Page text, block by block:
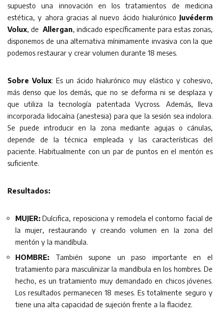
supuesto una innovación en los tratamientos de medicina
estética, y ahora gracias al nuevo ácido hialurónico Juvéderm
Volux, de Allergan, indicado específicamente para estas zonas,
disponemos de una alternativa mínimamente invasiva con la que
podemos restaurar y crear volumen durante 18 meses.
Sobre Volux: Es un ácido hialurónico muy elástico y cohesivo,
más denso que los demás, que no se deforma ni se desplaza y
que utiliza la tecnología patentada Vycross. Además, lleva
incorporada lidocaína (anestesia) para que la sesión sea indolora.
Se puede introducir en la zona mediante agujas o cánulas,
depende de la técnica empleada y las características del
paciente. Habitualmente con un par de puntos en el mentón es
suficiente.
Resultados:
MUJER: Dulcifica, reposiciona y remodela el contorno facial de
la mujer, restaurando y creando volumen en la zona del
mentón y la mandíbula.
HOMBRE: También supone un paso importante en el
tratamiento para masculinizar la mandíbula en los hombres. De
hecho, es un tratamiento muy demandado en chicos jóvenes.
Los resultados permanecen 18 meses. Es totalmente seguro y
tiene una alta capacidad de sujeción frente a la flacidez.